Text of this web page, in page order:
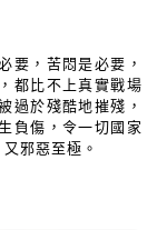
要，苦悶是必要，
都比不上真實戰場
過於殘酷地摧殘，
負傷，令一切國家
邪惡至極。